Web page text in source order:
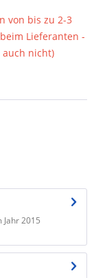
von bis zu 2-3
Lieferanten -
nicht)
2015